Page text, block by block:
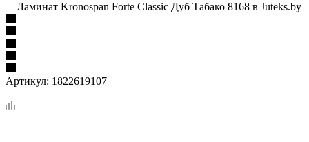
—Ламинат Kronospan Forte Classic Дуб Табако 8168 в Juteks.by
Артикул: 1822619107